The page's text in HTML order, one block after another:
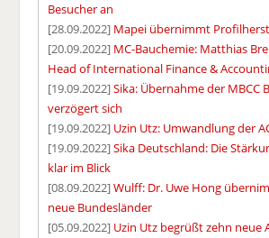
Besucher an
[28.09.2022] Mapei übernimmt
[20.09.2022] MC-Bauchemie: Matthias
Head of International Finance &
[19.09.2022]Sika: Übernahme der MBCC
verzögert sich
[19.09.2022] Uzin Utz: Umwandlung der
[19.09.2022]Sika Deutschland: Die
klar im Blick
[08.09.2022]Wulff: Dr. Uwe Hong
neue Bundesländer
[05.09.2022] Uzin Utz begrüßt zehn neue